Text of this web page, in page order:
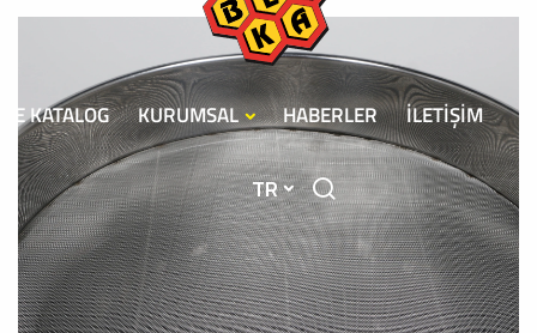
E KATALOG KURUMSAL HABERLER İLETİŞİM
TR